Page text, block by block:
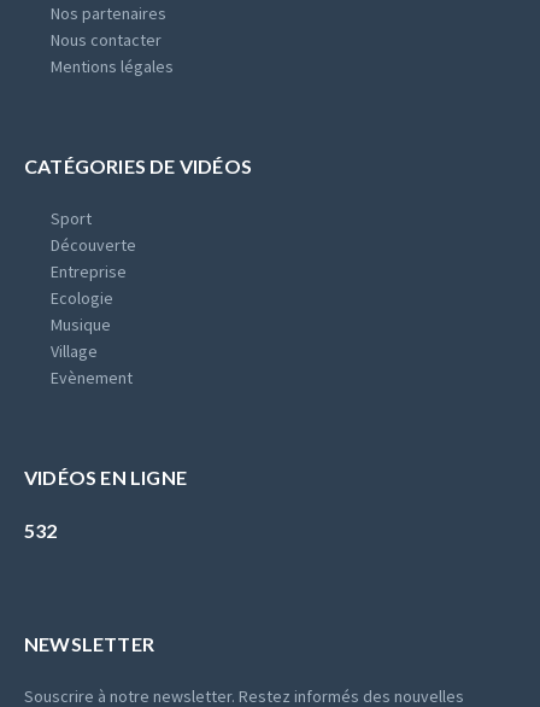
Nos partenaires
Nous contacter
Mentions légales
CATÉGORIES DE VIDÉOS
Sport
Découverte
Entreprise
Ecologie
Musique
Village
Evènement
VIDÉOS EN LIGNE
532
NEWSLETTER
Souscrire à notre newsletter. Restez informés des nouvelles